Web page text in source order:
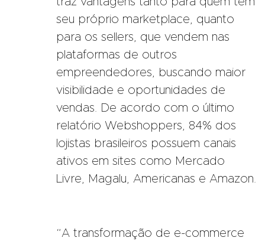
seu próprio marketplace, quanto
para os sellers, que vendem nas
plataformas de outros
empreendedores, buscando maior
visibilidade e oportunidades de
vendas. De acordo com o último
relatório Webshoppers, 84% dos
lojistas brasileiros possuem canais
ativos em sites como Mercado
Livre, Magalu, Americanas e Amazon.
“A transformação de e-commerce